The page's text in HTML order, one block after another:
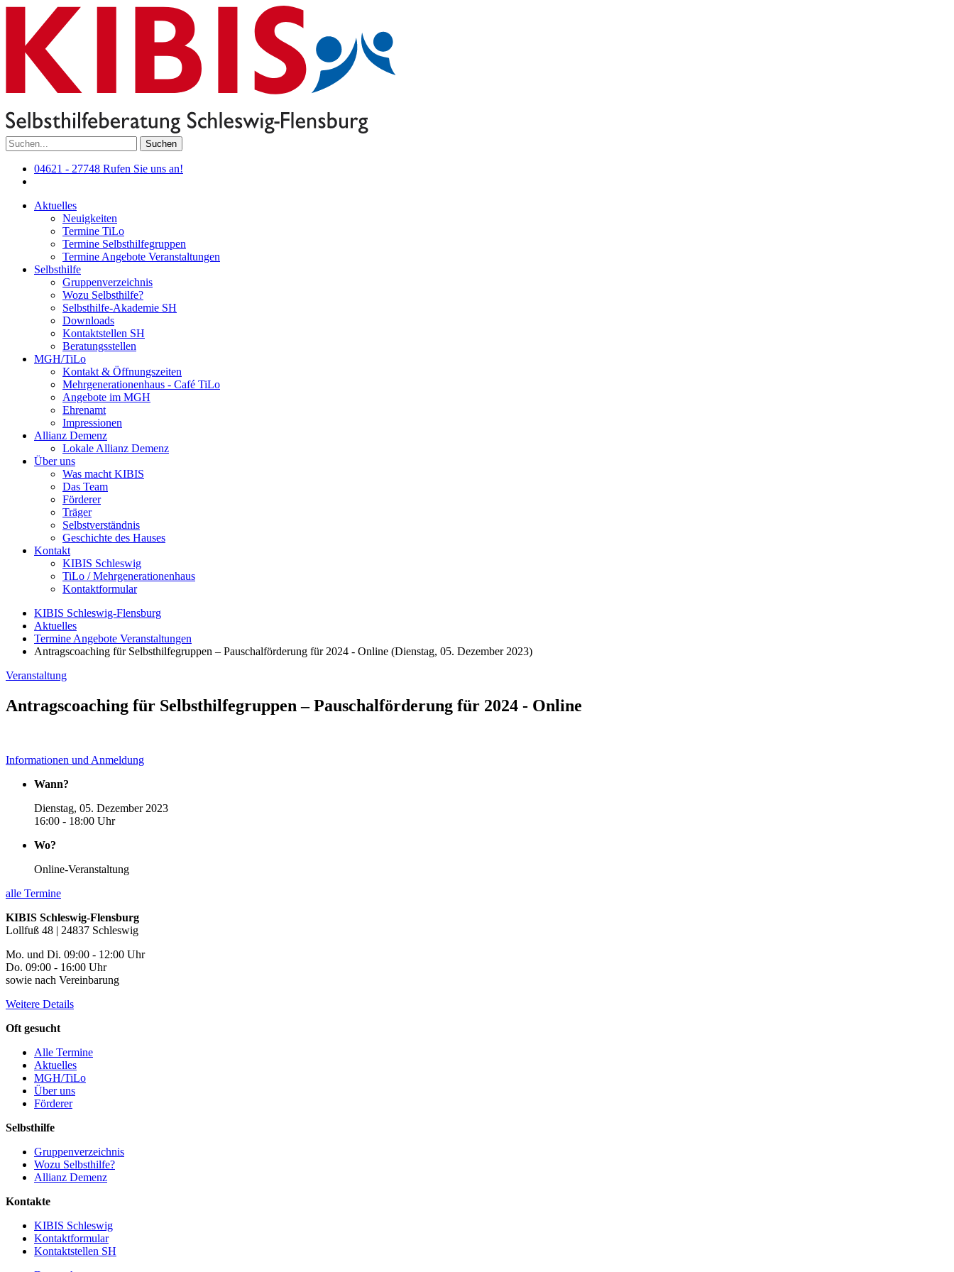
Suchen
04621 - 27748 Rufen Sie uns an!
Aktuelles
Neuigkeiten
Termine TiLo
Termine Selbsthilfegruppen
Termine Angebote Veranstaltungen
Selbsthilfe
Gruppenverzeichnis
Wozu Selbsthilfe?
Selbsthilfe-Akademie SH
Downloads
Kontaktstellen SH
Beratungsstellen
MGH/TiLo
Kontakt & Öffnungszeiten
Mehrgenerationenhaus - Café TiLo
Angebote im MGH
Ehrenamt
Impressionen
Allianz Demenz
Lokale Allianz Demenz
Über uns
Was macht KIBIS
Das Team
Förderer
Träger
Selbstverständnis
Geschichte des Hauses
Kontakt
KIBIS Schleswig
TiLo / Mehrgenerationenhaus
Kontaktformular
KIBIS Schleswig-Flensburg
Aktuelles
Termine Angebote Veranstaltungen
Antragscoaching für Selbsthilfegruppen – Pauschalförderung für 2024 - Online (Dienstag, 05. Dezember 2023)
Veranstaltung
Antragscoaching für Selbsthilfegruppen – Pauschalförderung für 2024 - Online
Informationen und Anmeldung
Wann?
Dienstag, 05. Dezember 2023
16:00 - 18:00 Uhr
Wo?
Online-Veranstaltung
alle Termine
KIBIS Schleswig-Flensburg
Lollfuß 48 | 24837 Schleswig
Mo. und Di. 09:00 - 12:00 Uhr
Do. 09:00 - 16:00 Uhr
sowie nach Vereinbarung
Weitere Details
Oft gesucht
Alle Termine
Aktuelles
MGH/TiLo
Über uns
Förderer
Selbsthilfe
Gruppenverzeichnis
Wozu Selbsthilfe?
Allianz Demenz
Kontakte
KIBIS Schleswig
Kontaktformular
Kontaktstellen SH